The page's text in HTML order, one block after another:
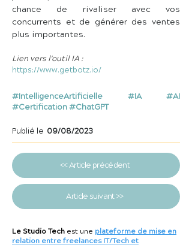
chance de rivaliser avec vos
concurrents et de générer des ventes
plus importantes.
Lien vers l'outil IA :
https://www.getbotz.io/
#IntelligenceArtificielle #IA #AI
#Certification #ChatGPT
Publié le 09/08/2023
<< Article précédent
Article suivant >>
Le Studio Tech est une plateforme de mise en
relation entre freelances IT/Tech et